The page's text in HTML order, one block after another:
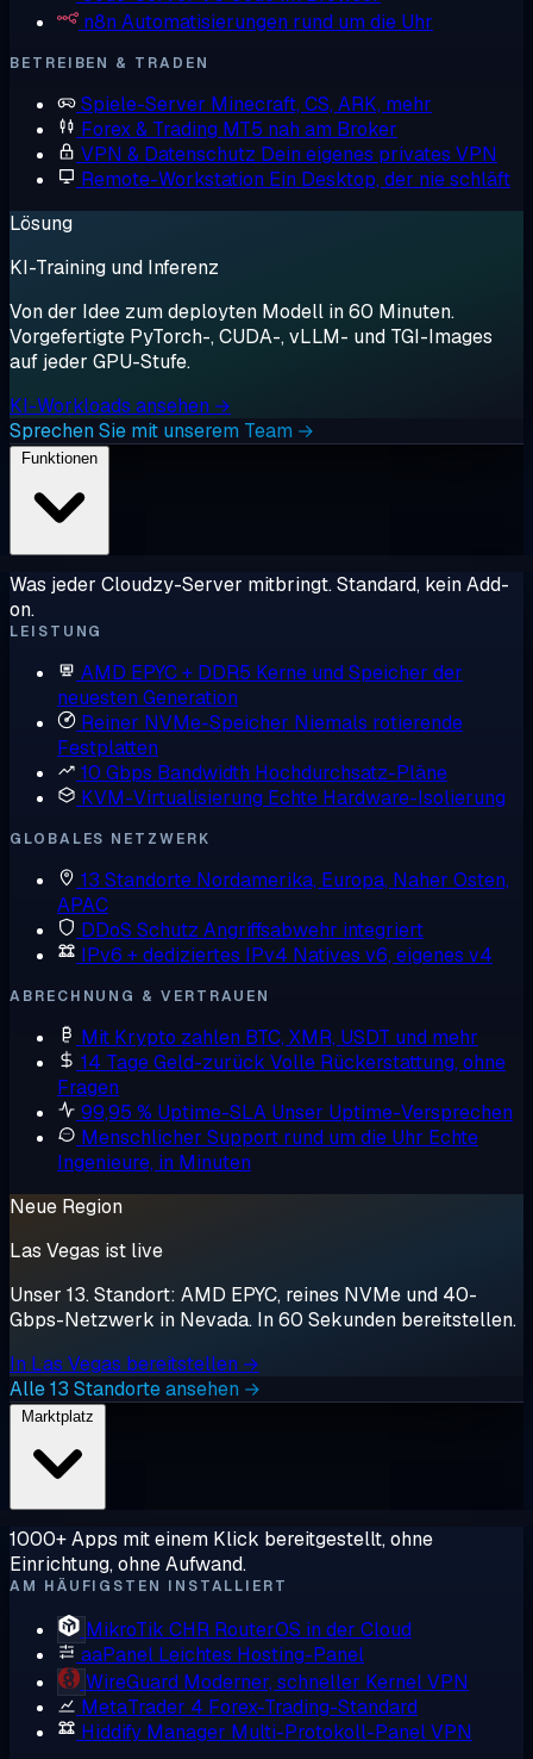
n8n Automatisierungen rund um die Uhr
BETREIBEN & TRADEN
Spiele-Server Minecraft, CS, ARK, mehr
Forex & Trading MT5 nah am Broker
VPN & Datenschutz Dein eigenes privates VPN
Remote-Workstation Ein Desktop, der nie schläft
Lösung
KI-Training und Inferenz
Von der Idee zum deployten Modell in 60 Minuten.
Vorgefertigte PyTorch-, CUDA-, vLLM- und TGI-Images
auf jeder GPU-Stufe.
KI-Workloads ansehen →
Sprechen Sie mit unserem Team →
Was jeder Cloudzy-Server mitbringt. Standard, kein Add-
on.
LEISTUNG
AMD EPYC + DDR5 Kerne und Speicher der
neuesten Generation
Reiner NVMe-Speicher Niemals rotierende
Festplatten
10 Gbps Bandwidth Hochdurchsatz-Pläne
KVM-Virtualisierung Echte Hardware-Isolierung
GLOBALES NETZWERK
13 Standorte Nordamerika, Europa, Naher Osten,
APAC
DDoS Schutz Angriffsabwehr integriert
IPv6 + dediziertes IPv4 Natives v6, eigenes v4
ABRECHNUNG & VERTRAUEN
Mit Krypto zahlen BTC, XMR, USDT und mehr
14 Tage Geld-zurück Volle Rückerstattung, ohne
Fragen
99,95 % Uptime-SLA Unser Uptime-Versprechen
Menschlicher Support rund um die Uhr Echte
Ingenieure, in Minuten
Neue Region
Las Vegas ist live
Unser 13. Standort: AMD EPYC, reines NVMe und 40-
Gbps-Netzwerk in Nevada. In 60 Sekunden bereitstellen.
In Las Vegas bereitstellen →
Alle 13 Standorte ansehen →
1000+ Apps mit einem Klick bereitgestellt, ohne
Einrichtung, ohne Aufwand.
AM HÄUFIGSTEN INSTALLIERT
MikroTik CHR RouterOS in der Cloud
aaPanel Leichtes Hosting-Panel
WireGuard Moderner, schneller Kernel VPN
MetaTrader 4 Forex-Trading-Standard
Hiddify Manager Multi-Protokoll-Panel VPN